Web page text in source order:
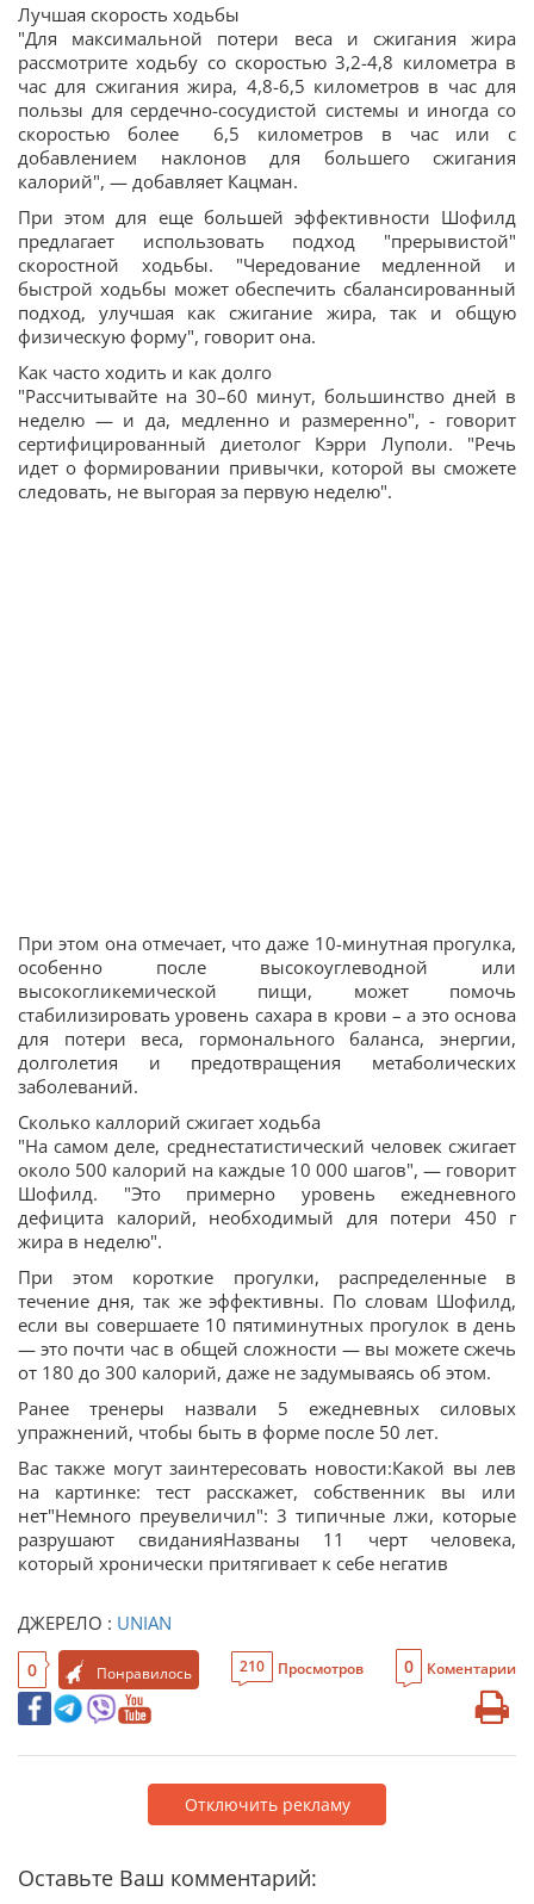
Лучшая скорость ходьбы
"Для максимальной потери веса и сжигания жира
рассмотрите ходьбу со скоростью 3,2-4,8 километра в
час для сжигания жира, 4,8-6,5 километров в час для
пользы для сердечно-сосудистой системы и иногда со
скоростью более 6,5 километров в час или с
добавлением наклонов для большего сжигания
калорий", — добавляет Кацман.
При этом для еще большей эффективности Шофилд
предлагает использовать подход "прерывистой"
скоростной ходьбы. "Чередование медленной и
быстрой ходьбы может обеспечить сбалансированный
подход, улучшая как сжигание жира, так и общую
физическую форму", говорит она.
Как часто ходить и как долго
"Рассчитывайте на 30–60 минут, большинство дней в
неделю — и да, медленно и размеренно", - говорит
сертифицированный диетолог Кэрри Луполи. "Речь
идет о формировании привычки, которой вы сможете
следовать, не выгорая за первую неделю".
При этом она отмечает, что даже 10-минутная прогулка,
особенно после высокоуглеводной или
высокогликемической пищи, может помочь
стабилизировать уровень сахара в крови – а это основа
для потери веса, гормонального баланса, энергии,
долголетия и предотвращения метаболических
заболеваний.
Сколько каллорий сжигает ходьба
"На самом деле, среднестатистический человек сжигает
около 500 калорий на каждые 10 000 шагов", — говорит
Шофилд. "Это примерно уровень ежедневного
дефицита калорий, необходимый для потери 450 г
жира в неделю".
При этом короткие прогулки, распределенные в
течение дня, так же эффективны. По словам Шофилд,
если вы совершаете 10 пятиминутных прогулок в день
— это почти час в общей сложности — вы можете сжечь
от 180 до 300 калорий, даже не задумываясь об этом.
Ранее тренеры назвали 5 ежедневных силовых
упражнений, чтобы быть в форме после 50 лет.
Вас также могут заинтересовать новости:Какой вы лев
на картинке: тест расскажет, собственник вы или
нет"Немного преувеличил": 3 типичные лжи, которые
разрушают свиданияНазваны 11 черт человека,
который хронически притягивает к себе негатив
ДЖЕРЕЛО : UNIAN
0 Понравилось 210 Просмотров 0 Коментарии
Отключить рекламу
Оставьте Ваш комментарий: